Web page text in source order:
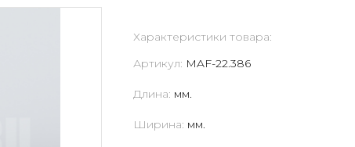
Характеристики товара:
Артикул: MAF-22.386
Длина: мм.
Ширина: мм.